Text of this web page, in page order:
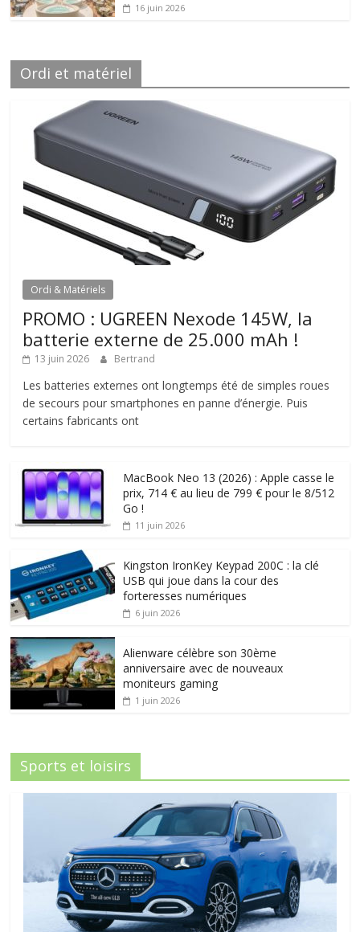
16 juin 2026
Ordi et matériel
Ordi & Matériels
PROMO : UGREEN Nexode 145W, la
batterie externe de 25.000 mAh !
13 juin 2026 Bertrand
Les batteries externes ont longtemps été de simples roues
de secours pour smartphones en panne d’énergie. Puis
certains fabricants ont
MacBook Neo 13 (2026) : Apple casse le
prix, 714 € au lieu de 799 € pour le 8/512
Go !
11 juin 2026
Kingston IronKey Keypad 200C : la clé
USB qui joue dans la cour des
forteresses numériques
6 juin 2026
Alienware célèbre son 30ème
anniversaire avec de nouveaux
moniteurs gaming
1 juin 2026
Sports et loisirs